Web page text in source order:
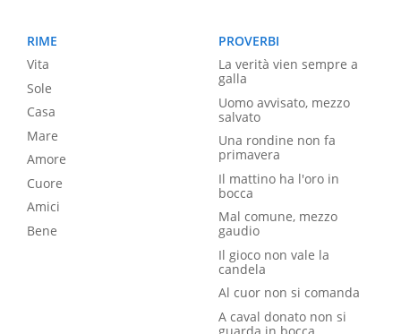
RIME
Vita
Sole
Casa
Mare
Amore
Cuore
Amici
Bene
PROVERBI
La verità vien sempre a
galla
Uomo avvisato, mezzo
salvato
Una rondine non fa
primavera
Il mattino ha l'oro in
bocca
Mal comune, mezzo
gaudio
Il gioco non vale la
candela
Al cuor non si comanda
A caval donato non si